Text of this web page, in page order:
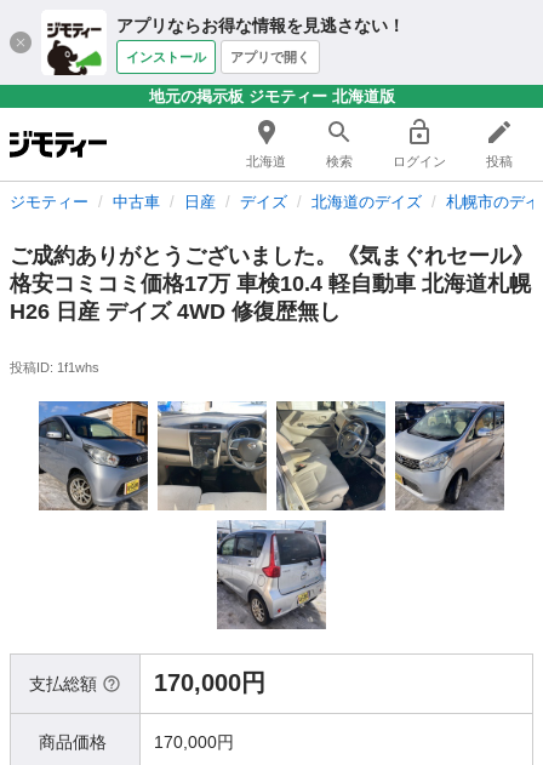
アプリならお得な情報を見逃さない！
インストール アプリで開く
地元の掲示板 ジモティー 北海道版
北海道 検索 ログイン 投稿
ジモティー 中古車 日産 デイズ 北海道のデイズ 札幌市のデ
ご成約ありがとうございました。《気まぐれセール》
格安コミコミ価格17万 車検10.4 軽自動車 北海道札幌
H26 日産 デイズ 4WD 修復歴無し
投稿ID: 1f1whs
支払総額 170,000円
商品価格 170,000円